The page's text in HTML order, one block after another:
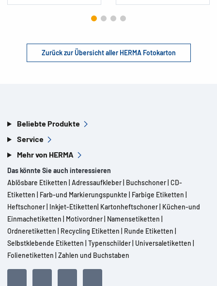
Zurück zur Übersicht aller HERMA Fotokarton
Beliebte Produkte
Service
Mehr von HERMA
Das könnte Sie auch interessieren
Ablösbare Etiketten Adressaufkleber Buchschoner CD-
Etiketten
Farb-und Markierungspunkte Farbige Etiketten
Heftschoner Inkjet-Etiketten Kartonheftschoner Küchen-und
Einmachetiketten
Motivordner Namensetiketten
Ordneretiketten
Recycling Etiketten Runde Etiketten
Selbstklebende Etiketten Typenschilder Universaletiketten
Folienetiketten Zahlen und Buchstaben